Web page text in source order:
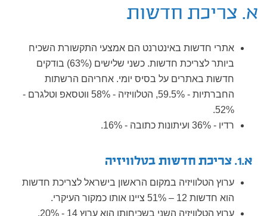
א. צריכת חדשות
אתרי חדשות באינטרנט הם אמצעי התקשורת השכיח
ביותר לצריכת חדשות. כשני שלישים (63%) בודקים
חדשות באתרים על בסיס יומי. אחריהם הרשתות
החברתיות - 59.5%, הטלוויזיה - 58% ווטסאפ וטלגרם -
52%.
רדיו - 36% ועיתונות כתובה - 16%.
א.1. צריכת חדשות בטלוויזיה
ערוץ הטלוויזיה במקום הראשון בישראל לצריכת חדשות
הוא חדשות 12 – 51% ציינו אותו כמקור העיקרי.
ערוץ הטלוויזיה השני בשכיחותו הוא ערוץ 14 - 20%.